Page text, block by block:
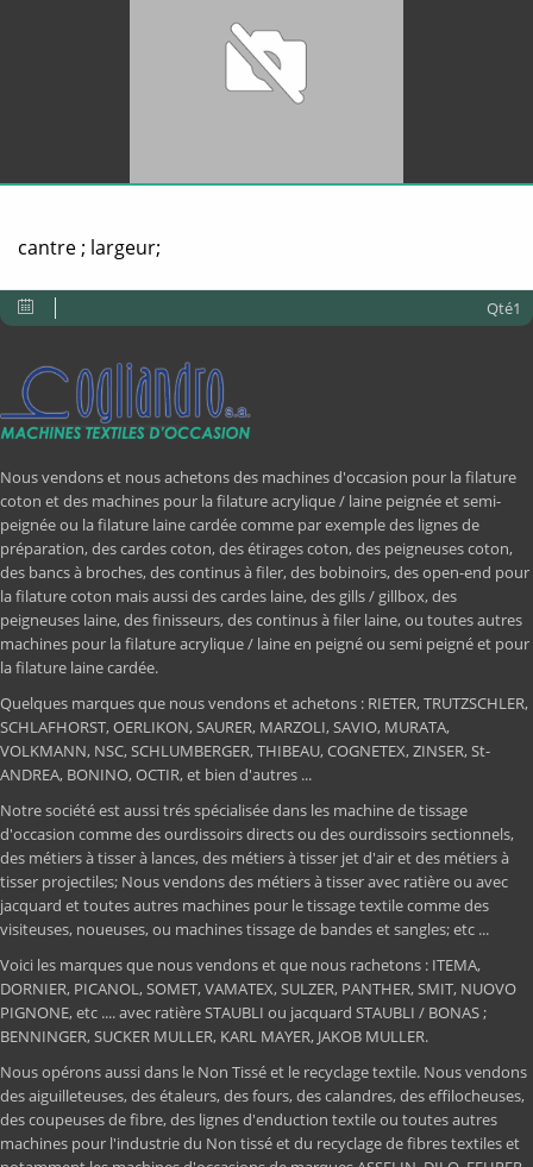
cantre ; largeur;
Qté1
Nous vendons et nous achetons des machines d'occasion pour la filature
coton et des machines pour la filature acrylique / laine peignée et semi-
peignée ou la filature laine cardée comme par exemple des lignes de
préparation, des cardes coton, des étirages coton, des peigneuses coton,
des bancs à broches, des continus à filer, des bobinoirs, des open-end pour
la filature coton mais aussi des cardes laine, des gills / gillbox, des
peigneuses laine, des finisseurs, des continus à filer laine, ou toutes autres
machines pour la filature acrylique / laine en peigné ou semi peigné et pour
la filature laine cardée.
Quelques marques que nous vendons et achetons : RIETER, TRUTZSCHLER,
SCHLAFHORST, OERLIKON, SAURER, MARZOLI, SAVIO, MURATA,
VOLKMANN, NSC, SCHLUMBERGER, THIBEAU, COGNETEX, ZINSER, St-
ANDREA, BONINO, OCTIR, et bien d'autres ...
Notre société est aussi trés spécialisée dans les machine de tissage
d'occasion comme des ourdissoirs directs ou des ourdissoirs sectionnels,
des métiers à tisser à lances, des métiers à tisser jet d'air et des métiers à
tisser projectiles; Nous vendons des métiers à tisser avec ratière ou avec
jacquard et toutes autres machines pour le tissage textile comme des
visiteuses, noueuses, ou machines tissage de bandes et sangles; etc ...
Voici les marques que nous vendons et que nous rachetons : ITEMA,
DORNIER, PICANOL, SOMET, VAMATEX, SULZER, PANTHER, SMIT, NUOVO
PIGNONE, etc .... avec ratière STAUBLI ou jacquard STAUBLI / BONAS ;
BENNINGER, SUCKER MULLER, KARL MAYER, JAKOB MULLER.
Nous opérons aussi dans le Non Tissé et le recyclage textile. Nous vendons
des aiguilleteuses, des étaleurs, des fours, des calandres, des effilocheuses,
des coupeuses de fibre, des lignes d'enduction textile ou toutes autres
machines pour l'industrie du Non tissé et du recyclage de fibres textiles et